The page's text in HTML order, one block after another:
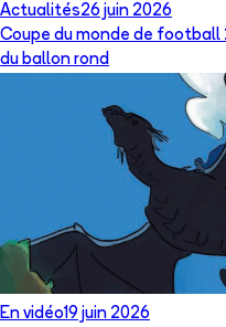
Actualités26 juin 2026
Coupe du monde de football
du ballon rond
En vidéo19 juin 2026